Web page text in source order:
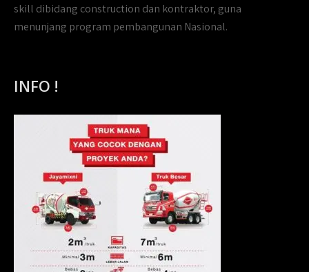
skill dibidang construction dan kontraktor, guna
menunjang program pembangunan Nasional.
INFO !